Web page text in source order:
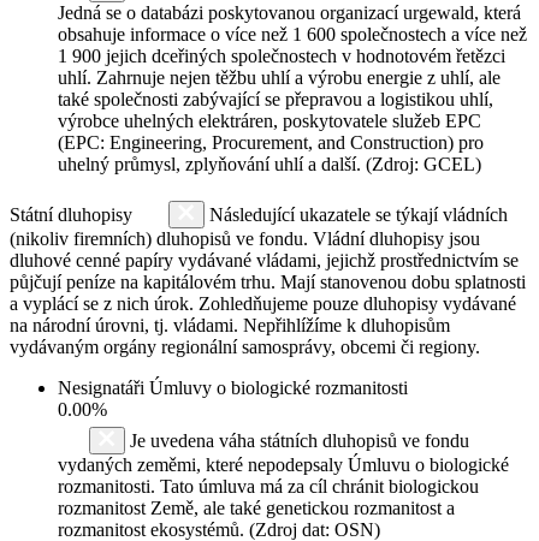
Jedná se o databázi poskytovanou organizací urgewald, která
obsahuje informace o více než 1 600 společnostech a více než
1 900 jejich dceřiných společnostech v hodnotovém řetězci
uhlí. Zahrnuje nejen těžbu uhlí a výrobu energie z uhlí, ale
také společnosti zabývající se přepravou a logistikou uhlí,
výrobce uhelných elektráren, poskytovatele služeb EPC
(EPC: Engineering, Procurement, and Construction) pro
uhelný průmysl, zplyňování uhlí a další. (Zdroj: GCEL)
Státní dluhopisy
Následující ukazatele se týkají vládních
(nikoliv firemních) dluhopisů ve fondu. Vládní dluhopisy jsou
dluhové cenné papíry vydávané vládami, jejichž prostřednictvím se
půjčují peníze na kapitálovém trhu. Mají stanovenou dobu splatnosti
a vyplácí se z nich úrok. Zohledňujeme pouze dluhopisy vydávané
na národní úrovni, tj. vládami. Nepřihlížíme k dluhopisům
vydávaným orgány regionální samosprávy, obcemi či regiony.
Nesignatáři Úmluvy o biologické rozmanitosti
0.00%
Je uvedena váha státních dluhopisů ve fondu
vydaných zeměmi, které nepodepsaly Úmluvu o biologické
rozmanitosti. Tato úmluva má za cíl chránit biologickou
rozmanitost Země, ale také genetickou rozmanitost a
rozmanitost ekosystémů. (Zdroj dat: OSN)